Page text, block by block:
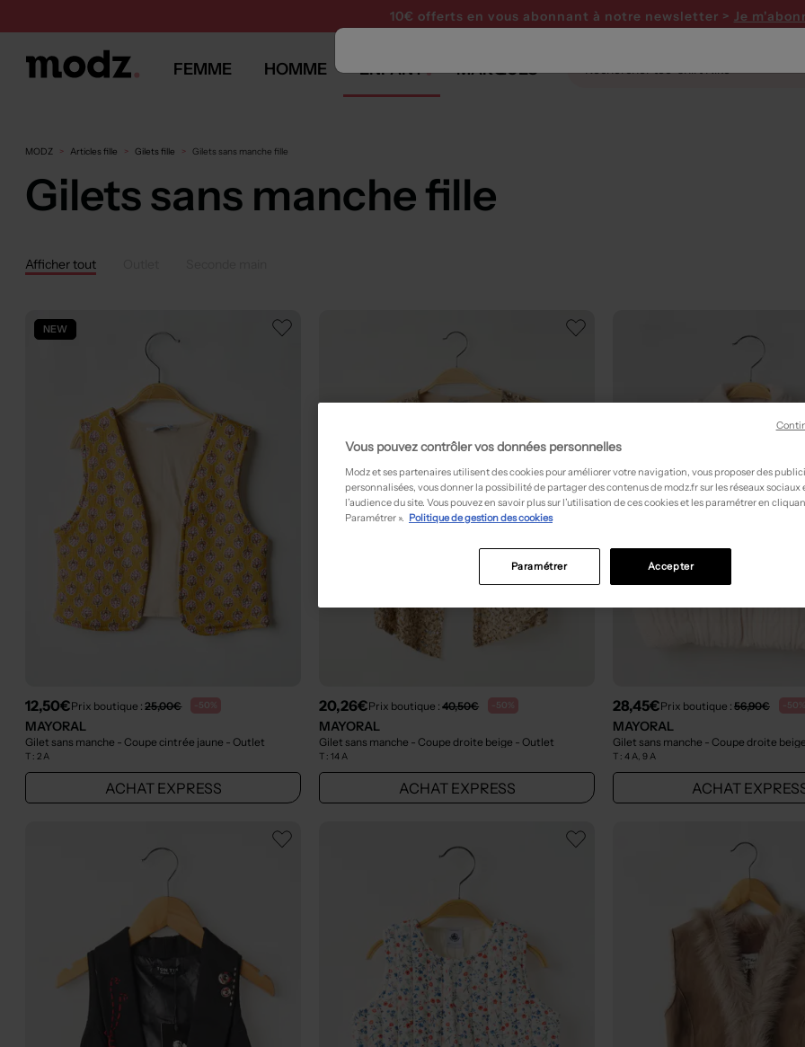
10€ offerts en vous abonnant à notre newsletter > Je
FEMME HOMME ENFANT MARQUES
MODZ Articles fille Gilets fille Gilets sans manche fille
Gilets sans manche fille
Afficher tout
NEW
12,50€Prix boutique :25,00€ -50%
MAYORAL
Gilet sans manche - Coupe cintrée jaune - Outlet
T :2 A
ACHAT EXPRESS
20,26€Prix boutique :40,50€ -50%
MAYORAL
Gilet sans manche - Coupe droite beige - Outlet
T :14 A
ACHAT EXPRESS
28,45€Prix boutique : 56,90€ -50%
MAYORAL
Gilet sans manche - Coupe droite beige
T : 4 A, 9 A
ACHAT
Vous pouvez contrôler vos données personnelles
Modz et ses partenaires utilisent des cookies pour améliorer votre navigation, vous proposer des
personnalisées, vous donner la possibilité de partager des contenus de modz.fr sur les réseaux sociaux
l’audience du site. Vous pouvez en savoir plus sur l’utilisation de ces cookies et les paramétrer en
Paramétrer ». Politique de gestion des cookies
Accepter
Paramétrer